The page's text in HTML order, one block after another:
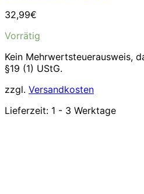
32,99€
Vorrätig
Kein Mehrwertsteuerausweis,
§19 (1) UStG.
zzgl. Versandkosten
Lieferzeit: 1 - 3 Werktage